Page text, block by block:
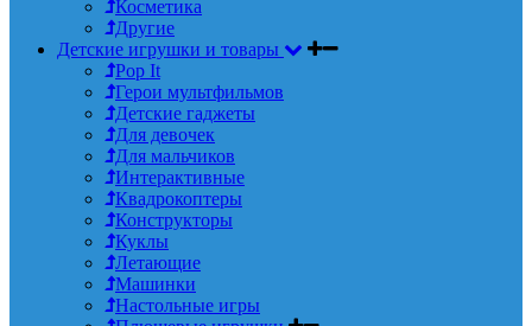
Косметика
Другие
Детские игрушки и товары
Pop It
Герои мультфильмов
Детские гаджеты
Для девочек
Для мальчиков
Интерактивные
Квадрокоптеры
Конструкторы
Куклы
Летающие
Машинки
Настольные игры